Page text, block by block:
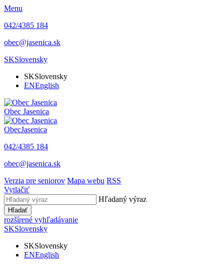
Menu
042/4385 184
obec@jasenica.sk
SKSlovensky
SKSlovensky
ENEnglish
Obec Jasenica
ObecJasenica
042/4385 184
obec@jasenica.sk
Verzia pre seniorov Mapa webu RSS
Vytlačiť
Hľadaný výraz
Hľadať
rozšírené vyhľadávanie
SKSlovensky
SKSlovensky
ENEnglish